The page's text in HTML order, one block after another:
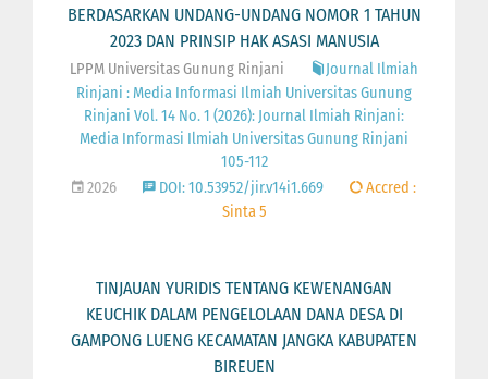
BERDASARKAN UNDANG-UNDANG NOMOR 1 TAHUN
2023 DAN PRINSIP HAK ASASI MANUSIA
LPPM Universitas Gunung Rinjani
Journal Ilmiah
Rinjani : Media Informasi Ilmiah Universitas Gunung
Rinjani Vol. 14 No. 1 (2026): Journal Ilmiah Rinjani:
Media Informasi Ilmiah Universitas Gunung Rinjani
105-112
2026
DOI: 10.53952/jir.v14i1.669
Accred :
Sinta 5
TINJAUAN YURIDIS TENTANG KEWENANGAN
KEUCHIK DALAM PENGELOLAAN DANA DESA DI
GAMPONG LUENG KECAMATAN JANGKA KABUPATEN
BIREUEN